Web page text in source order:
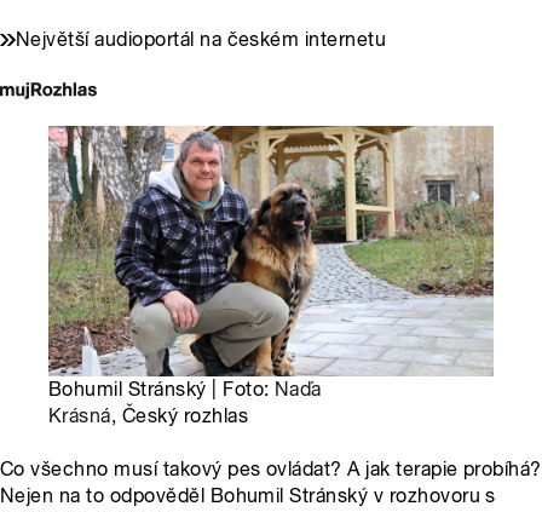
Největší audioportál na českém internetu
Bohumil Stránský | Foto: Naďa
Krásná, Český rozhlas
Co všechno musí takový pes ovládat? A jak terapie probíhá?
Nejen na to odpověděl Bohumil Stránský v rozhovoru s